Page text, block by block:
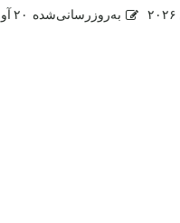
به‌روزرسانی‌شده ۲۰ آوریل ۲۰۲۶